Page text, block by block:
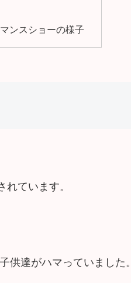
ンスショーの様子
ています。
供達がハマっていました。